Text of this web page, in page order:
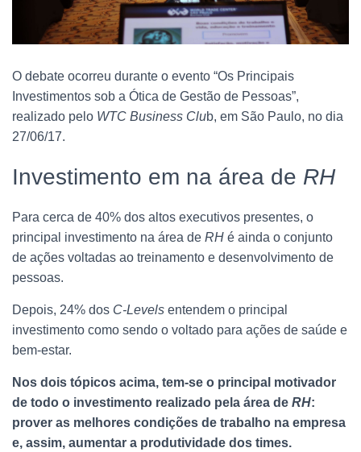
O debate ocorreu durante o evento “Os Principais
Investimentos sob a Ótica de Gestão de Pessoas”,
realizado pelo WTC Business Club, em São Paulo, no dia
27/06/17.
Investimento em na área de RH
Para cerca de 40% dos altos executivos presentes, o
principal investimento na área de RH é ainda o conjunto
de ações voltadas ao treinamento e desenvolvimento de
pessoas.
Depois, 24% dos C-Levels entendem o principal
investimento como sendo o voltado para ações de saúde e
bem-estar.
Nos dois tópicos acima, tem-se o principal motivador
de todo o investimento realizado pela área de RH:
prover as melhores condições de trabalho na empresa
e, assim, aumentar a produtividade dos times.